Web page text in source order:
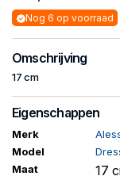
Nog 6 op voorraad
Omschrijving
17 cm
Eigenschappen
Merk
Model
Maat
17